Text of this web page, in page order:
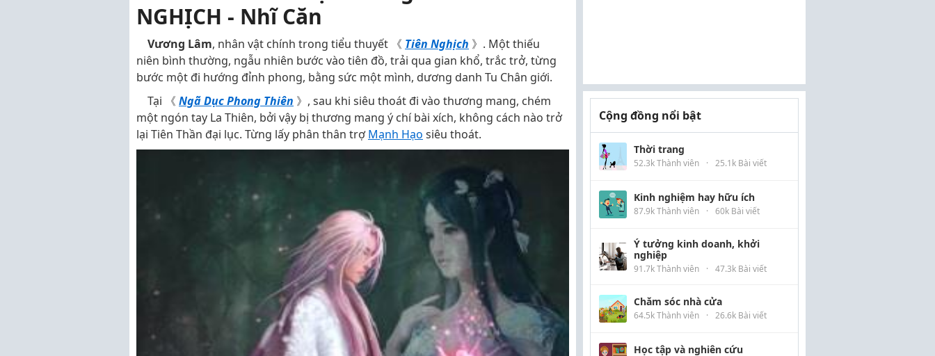
NGHỊCH - Nhĩ Căn
Vương Lâm, nhân vật chính trong tiểu thuyết 《 Tiên Nghịch 》. Một thiếu
niên bình thường, ngẫu nhiên bước vào tiên đồ, trải qua gian khổ, trắc trở, từng
bước một đi hướng đỉnh phong, bằng sức một mình, dương danh Tu Chân giới.
Tại 《 Ngã Dục Phong Thiên 》, sau khi siêu thoát đi vào thương mang, chém
một ngón tay La Thiên, bởi vậy bị thương mang ý chí bài xích, không cách nào trở
lại Tiên Thần đại lục. Từng lấy phân thân trợMạnh Hạo siêu thoát.
Cộng đồng nổi bật
Thời trang
52.3k Thành viên · 25.1k Bài viết
Kinh nghiệm hay hữu ích
87.9k Thành viên · 60k Bài viết
Ý tưởng kinh doanh, khởi
nghiệp
91.7k Thành viên · 47.3k Bài viết
Chăm sóc nhà cửa
64.5k Thành viên · 26.6k Bài viết
Học tập và nghiên cứu